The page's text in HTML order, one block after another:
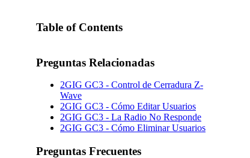
Table of Contents
Preguntas Relacionadas
2GIG GC3 - Control de Cerradura Z-
Wave
2GIG GC3 - Cómo Editar Usuarios
2GIG GC3 - La Radio No Responde
2GIG GC3 - Cómo Eliminar Usuarios
Preguntas Frecuentes